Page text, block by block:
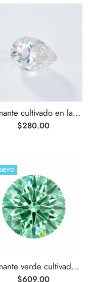
Diamante cultivado en laboratorio de talla pera de 0,90 ct D VVS2
$280.00
Diamante verde cultivado en laboratorio, redondo, talla brillante, de 1,01 quilates.
$609.00